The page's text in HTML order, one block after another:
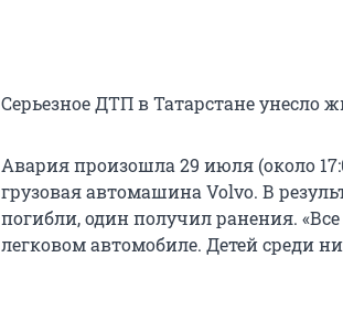
Серьезное ДТП в Татарстане унесло
Авария произошла 29 июля (около
грузовая автомашина Volvo. В
погибли, один получил ранения.
легковом автомобиле. Детей среди